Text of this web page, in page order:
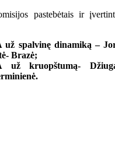
pastebėtais ir
spalvinę dinamiką –
Brazė;
už kruopštumą-